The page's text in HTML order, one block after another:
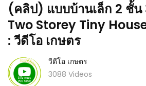
รู้สิ่งนี้
(คลิป) พยาบาลคนสวย!! ทำเกษตร
สวยๆ.. กุ้ง หอย ปู ปลา ไก่ กบ ครบว
(คลิป) แบบบ้านเล็ก 2 ชั้น
Two Storey Tiny
: วีดีโอ เกษตร
วีดีโอ เกษตร
3088 Videos